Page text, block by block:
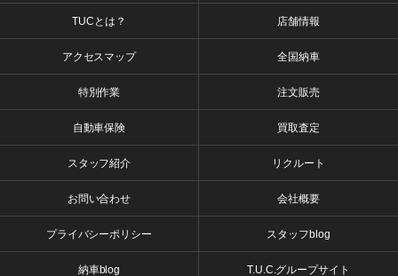
TUCとは？ 店舗情報
アクセスマップ 全国納車
特別作業 注文販売
自動車保険 買取査定
スタッフ紹介 リクルート
お問い合わせ 会社概要
プライバシーポリシー スタッフblog
納車blog T.U.C.グループサイト